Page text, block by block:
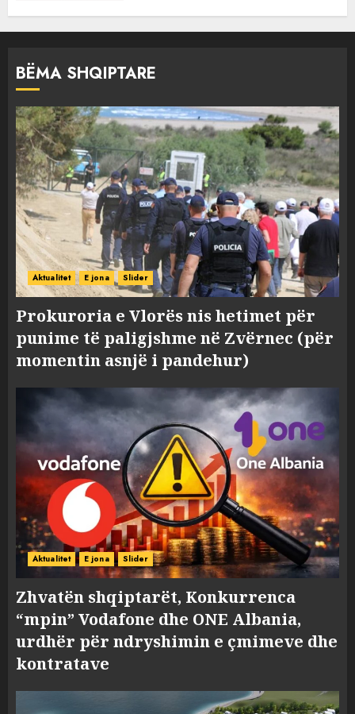
BËMA SHQIPTARE
Aktualitet E jona Slider
Prokuroria e Vlorës nis hetimet për
punime të paligjshme në Zvërnec (për
momentin asnjë i pandehur)
Aktualitet E jona Slider
Zhvatën shqiptarët, Konkurrenca
“mpin” Vodafone dhe ONE Albania,
urdhër për ndryshimin e çmimeve dhe
kontratave